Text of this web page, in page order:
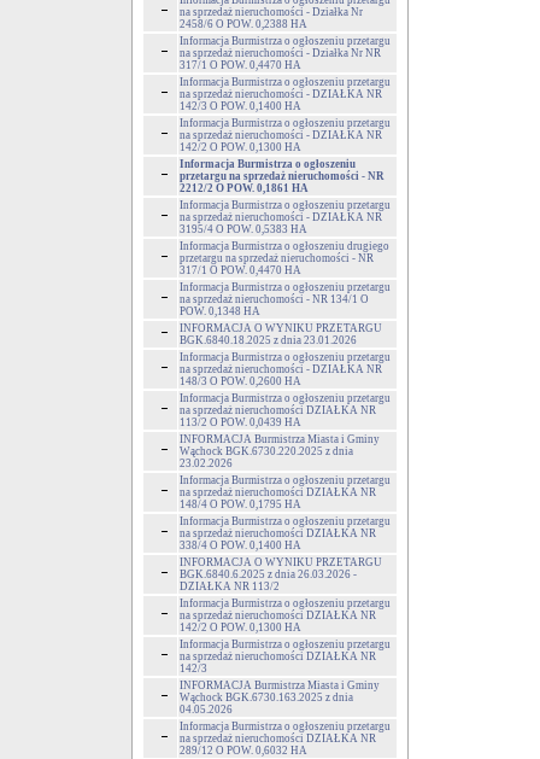
na sprzedaż nieruchomości - Działka Nr
2458/6 O POW. 0,2388 HA
Informacja Burmistrza o ogłoszeniu przetargu
na sprzedaż nieruchomości - Działka Nr NR
317/1 O POW. 0,4470 HA
Informacja Burmistrza o ogłoszeniu przetargu
na sprzedaż nieruchomości - DZIAŁKA NR
142/3 O POW. 0,1400 HA
Informacja Burmistrza o ogłoszeniu przetargu
na sprzedaż nieruchomości - DZIAŁKA NR
142/2 O POW. 0,1300 HA
Informacja Burmistrza o ogłoszeniu
przetargu na sprzedaż nieruchomości - NR
2212/2 O POW. 0,1861 HA
Informacja Burmistrza o ogłoszeniu przetargu
na sprzedaż nieruchomości - DZIAŁKA NR
3195/4 O POW. 0,5383 HA
Informacja Burmistrza o ogłoszeniu drugiego
przetargu na sprzedaż nieruchomości - NR
317/1 O POW. 0,4470 HA
Informacja Burmistrza o ogłoszeniu przetargu
na sprzedaż nieruchomości - NR 134/1 O
POW. 0,1348 HA
INFORMACJA O WYNIKU PRZETARGU
BGK.6840.18.2025 z dnia 23.01.2026
Informacja Burmistrza o ogłoszeniu przetargu
na sprzedaż nieruchomości - DZIAŁKA NR
148/3 O POW. 0,2600 HA
Informacja Burmistrza o ogłoszeniu przetargu
na sprzedaż nieruchomości DZIAŁKA NR
113/2 O POW. 0,0439 HA
INFORMACJA Burmistrza Miasta i Gminy
Wąchock BGK.6730.220.2025 z dnia
23.02.2026
Informacja Burmistrza o ogłoszeniu przetargu
na sprzedaż nieruchomości DZIAŁKA NR
148/4 O POW. 0,1795 HA
Informacja Burmistrza o ogłoszeniu przetargu
na sprzedaż nieruchomości DZIAŁKA NR
338/4 O POW. 0,1400 HA
INFORMACJA O WYNIKU PRZETARGU
BGK.6840.6.2025 z dnia 26.03.2026 -
DZIAŁKA NR 113/2
Informacja Burmistrza o ogłoszeniu przetargu
na sprzedaż nieruchomości DZIAŁKA NR
142/2 O POW. 0,1300 HA
Informacja Burmistrza o ogłoszeniu przetargu
na sprzedaż nieruchomości DZIAŁKA NR
142/3
INFORMACJA Burmistrza Miasta i Gminy
Wąchock BGK.6730.163.2025 z dnia
04.05.2026
Informacja Burmistrza o ogłoszeniu przetargu
na sprzedaż nieruchomości DZIAŁKA NR
289/12 O POW. 0,6032 HA